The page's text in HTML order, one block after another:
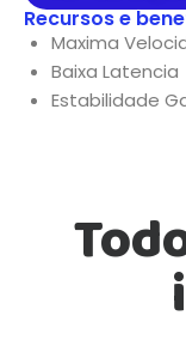
Recursos e
Maxima
Baixa Latencia
Estabilidade